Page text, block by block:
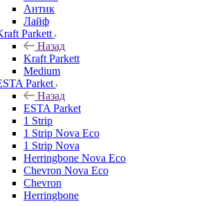
Антик
Лайф
Parkett
Назад
Kraft Parkett
Medium
Parket
Назад
ESTA Parket
1 Strip
1 Strip Nova Eco
1 Strip Nova
Herringbone Nova Eco
Chevron Nova Eco
Chevron
Herringbone